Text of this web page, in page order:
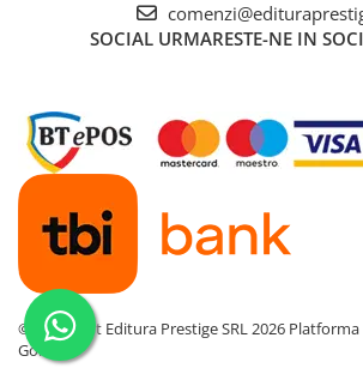
SOCIAL URMARESTE-NE IN
©Copyright Editura Prestige SRL 2026 Platforma
Gomag